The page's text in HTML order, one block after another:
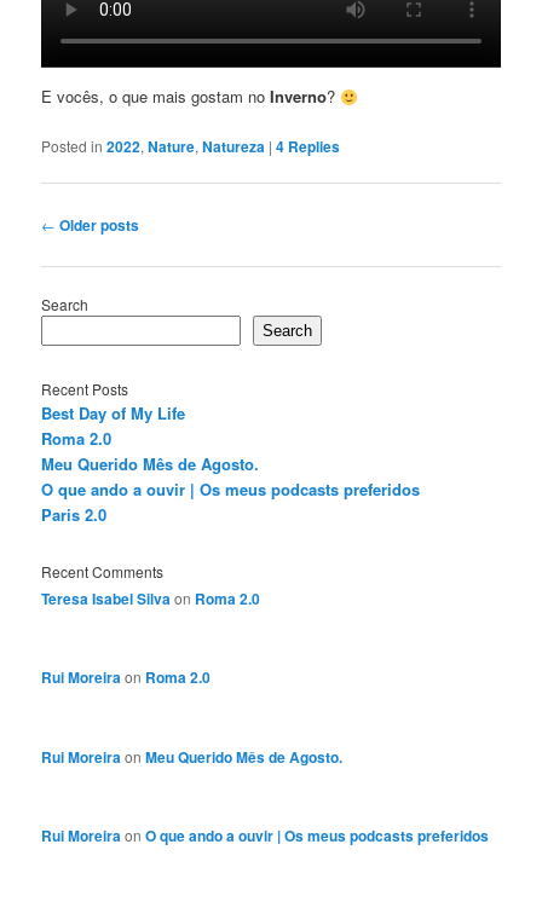
E vocês, o que mais gostam noInverno?
Posted in 2022,Nature,Natureza |4 Replies
Post
← Older posts
Search
Search
Recent Posts
Best Day of My Life
Roma 2.0
Meu Querido Mês de Agosto.
O que ando a ouvir | Os meus podcasts preferidos
Paris 2.0
Recent Comments
Teresa Isabel Silvaon Roma 2.0
Rui Moreiraon Roma 2.0
Rui MoreiraonMeu Querido Mês de Agosto.
Rui MoreiraonO que ando a ouvir | Os meus podcasts preferidos